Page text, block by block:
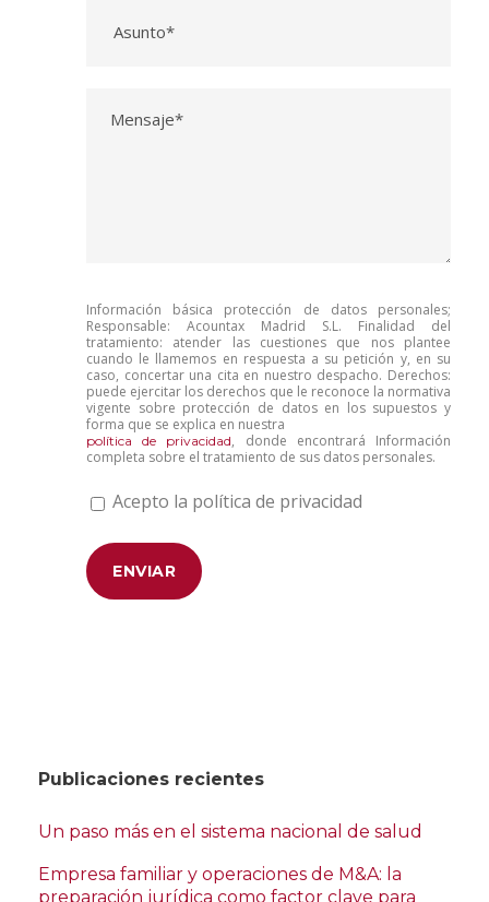
Información básica protección de datos personales;
Responsable: Acountax Madrid S.L. Finalidad del
tratamiento: atender las cuestiones que nos plantee
cuando le llamemos en respuesta a su petición y, en su
caso, concertar una cita en nuestro despacho. Derechos:
puede ejercitar los derechos que le reconoce la normativa
vigente sobre protección de datos en los supuestos y
forma que se explica en nuestra
política de privacidad, donde encontrará Información
completa sobre el tratamiento de sus datos personales.
Acepto la política de privacidad
Publicaciones recientes
Un paso más en el sistema nacional de salud
Empresa familiar y operaciones de M&A: la
preparación jurídica como factor clave para